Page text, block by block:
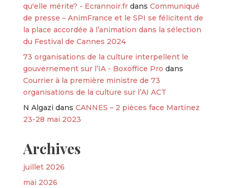
qu'elle mérite? - Ecrannoir.frdans Communiqué
de presse – AnimFrance et le SPI se félicitent de
la place accordée à l’animation dans la sélection
du Festival de Cannes 2024
73 organisations de la culture interpellent le
gouvernement sur l’IA - Boxoffice Pro dans
Courrier à la première ministre de 73
organisations de la culture sur l’AI ACT
N Algazi dans CANNES – 2 pièces face Martinez
23-28 mai 2023
Archives
juillet 2026
mai 2026